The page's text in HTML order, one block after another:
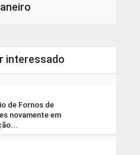
interessado
de Fornos de
novamente em